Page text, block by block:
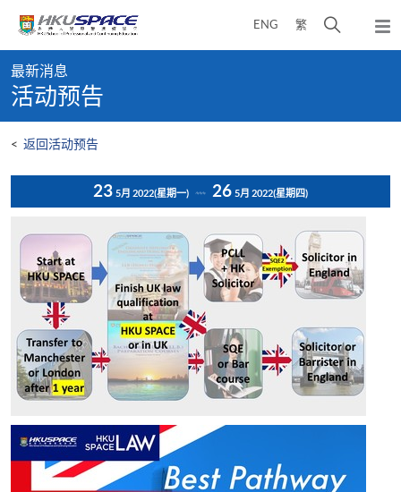
content
ENG 繁
开
弹
出
content
start
最新消息
活动预告
< 返回活动预告
23 5月 2022(星期一) 26 5月 2022(星期四)